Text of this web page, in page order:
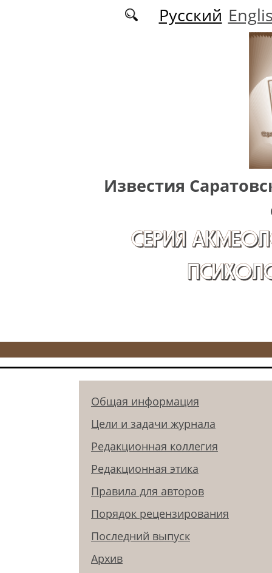
Перейти к основному содержаниюРусский
Известия
СЕРИЯ
Общая информация
Цели и задачи журнала
Редакционная коллегия
Редакционная этика
Правила для авторов
Порядок рецензирования
Последний выпуск
Архив